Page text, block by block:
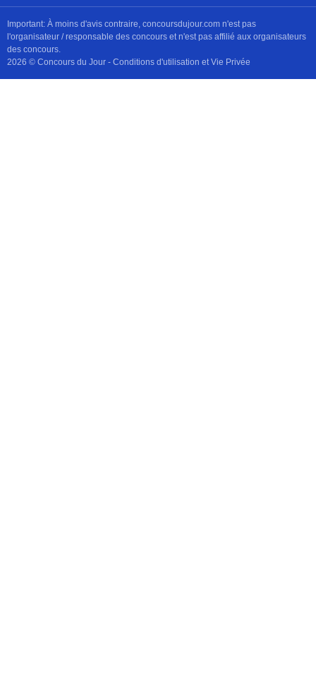
Important: À moins d'avis contraire, concoursdujour.com n'est pas
l'organisateur / responsable des concours et n'est pas affilié aux organisateurs
des concours.
2026 © Concours du Jour - Conditions d'utilisation et Vie Privée